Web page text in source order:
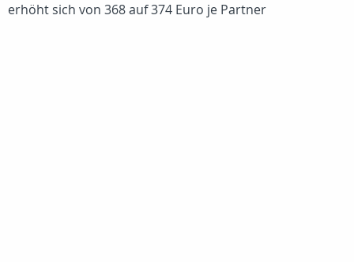
erhöht sich von 368 auf 374 Euro je Partner